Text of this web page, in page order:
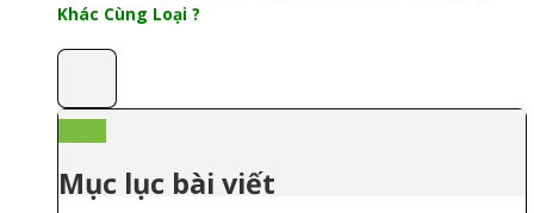
Khác Cùng Loại ?
Mục lục bài viết